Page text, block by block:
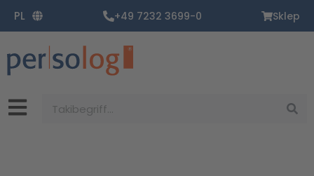
Inhalt
springen
PL +49 7232 3699-0 Sklep